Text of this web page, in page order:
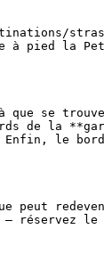
à pied la
se
de la
le
peut
réservez